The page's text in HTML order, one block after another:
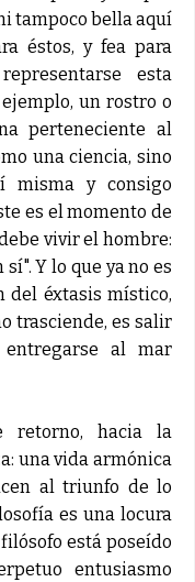
tampoco bella aquí
éstos, y fea para
esta
un rostro o
perteneciente al
una ciencia, sino
misma y consigo
es el momento de
vivir el hombre:
Y lo que ya no es
del éxtasis místico,
trasciende, es salir
al mar
retorno, hacia la
una vida armónica
al triunfo de lo
es una locura
está poseído
entusiasmo